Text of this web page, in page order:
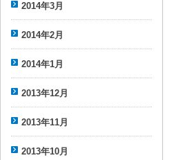
2014年3月
2014年2月
2014年1月
2013年12月
2013年11月
2013年10月